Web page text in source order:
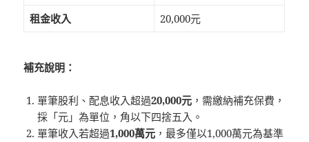
租金收入
20,000元
補充說明：
單筆股利、配息收入超過20,000元 ，需繳納補充保費，
採「元」為單位，角以下四捨五入。
單筆收入若超過1,000萬元 ，最多僅以1,000萬元為基準